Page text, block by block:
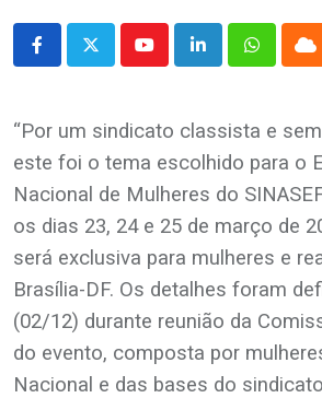
YoutubeLinkedInWhatsapp
“Por um sindicato classista e
este foi o tema escolhido para o
Nacional de Mulheres do
os dias 23, 24 e 25 de março de
será exclusiva para mulheres e
Brasília-DF. Os detalhes foram
(02/12) durante reunião da
do evento, composta por
Nacional e das bases do